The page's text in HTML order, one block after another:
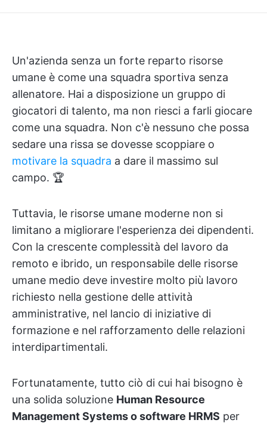
Un'azienda senza un forte reparto risorse
umane è come una squadra sportiva senza
allenatore. Hai a disposizione un gruppo di
giocatori di talento, ma non riesci a farli giocare
come una squadra. Non c'è nessuno che possa
sedare una rissa se dovesse scoppiare o
motivare la squadra a dare il massimo sul
campo. 🏆
Tuttavia, le risorse umane moderne non si
limitano a migliorare l'esperienza dei dipendenti.
Con la crescente complessità del lavoro da
remoto e ibrido, un responsabile delle risorse
umane medio deve investire molto più lavoro
richiesto nella gestione delle attività
amministrative, nel lancio di iniziative di
formazione e nel rafforzamento delle relazioni
interdipartimentali.
Fortunatamente, tutto ciò di cui hai bisogno è
una solida soluzione Human Resource
Management Systems o software HRMS per